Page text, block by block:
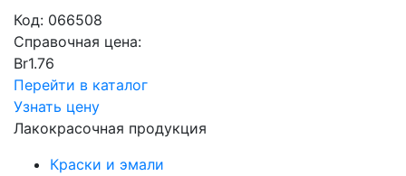
Код: 066508
Справочная цена:
Br1.76
Перейти в каталог
Узнать цену
Лакокрасочная продукция
Краски и эмали